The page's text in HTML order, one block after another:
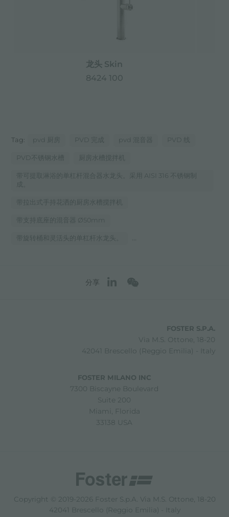
龙头 Skin
8424 100
Tag: pvd 厨房 PVD 完成 pvd 混音器 PVD 线
PVD不锈钢水槽 厨房水槽搅拌机
带可提取淋浴的单杠杆混合器水龙头。采用 AISI 316 不锈钢制
带拉出式手持花洒的厨房水槽搅拌机
带支持底座的混音器 Ø50mm
带旋转桶和灵活头的单杠杆水龙头。 ...
分享
FOSTER S.P.A.
Via M.S. Ottone, 18-20
42041 Brescello (Reggio Emilia) - Italy
FOSTER MILANO INC
7300 Biscayne Boulevard
Suite 200
Miami, Florida
33138 USA
Copyright © 2019-2026 Foster S.p.A. Via M.S. Ottone, 18-20
42041 Brescello (Reggio Emilia) - Italy